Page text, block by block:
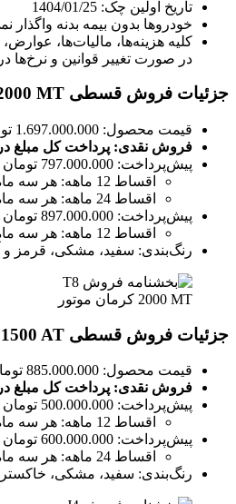
تاریخ اولین چک: 1404/01/25
خودروها بدون بیمه بدنه
در صورت تغییر قوانین و نرخ‌ها
جزئیات فروش قسطی T8 2000 MT
قیمت محصول: 1.697.000.000 تومان
فروش نقدی: پرداخت کل مبلغ
پیش‌پرداخت: 797.000.000 تومان
اقساط 12 ماهه: هر سه ماه یک چک به مبلغ 233.173.300 تومان
اقساط 24 ماهه: هر سه ماه یک چک به مبلغ 128.558.300 تومان
پیش‌پرداخت: 897.000.000 تومان
اقساط 12 ماهه: هر سه ماه یک چک به مبلغ 200.000.000 تومان
رنگ‌بندی: سفید، مشکی، قرمز و
جزئیات فروش قسطی J4 1500 AT
قیمت محصول: 885.000.000 تومان
فروش نقدی: پرداخت کل مبلغ
پیش‌پرداخت: 500.000.000 تومان
اقساط 12 ماهه: هر سه ماه یک چک به مبلغ 99.722.400 تومان
پیش‌پرداخت: 600.000.000 تومان
اقساط 24 ماهه: هر سه ماه یک چک به مبلغ 35.625.000 تومان
رنگ‌بندی: سفید، مشکی،